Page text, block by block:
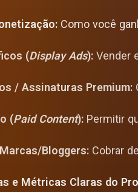
Como você
(Display Ads): Vender
/ Assinaturas Premium:
(Paid Content): Permitir
Bloggers: Cobrar
e Métricas Claras do